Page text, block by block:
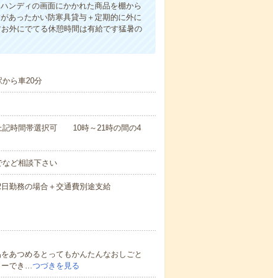
ンディの画面にかかれた商品を棚から
あったかい防寒具貸与＋定期的に外に
外にでてる休憩時間は有給です猛暑の
ら車20分
記時間帯選択可 10時～21時の間の4
ど相談下さい
勤務の場合＋交通費別途支給
あつめるとってもかんたんなおしごと
ーでき…つづきを見る